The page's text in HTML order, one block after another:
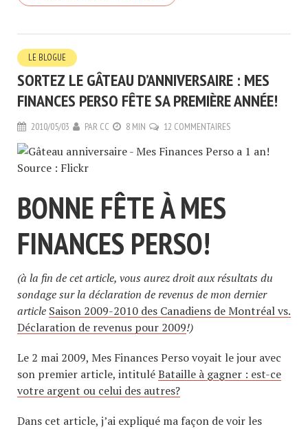
LE BLOGUE
SORTEZ LE GÂTEAU D’ANNIVERSAIRE : MES
FINANCES PERSO FÊTE SA PREMIÈRE ANNÉE!
2010/05/03 PAR CC 8 MIN 12 COMMENTAIRES
BONNE FÊTE À MES
FINANCES PERSO!
(à la fin de cet article, vous aurez droit aux résultats du
sondage sur la déclaration de revenus de mon dernier
article Saison 2009-2010 des Canadiens de Montréal vs.
Déclaration de revenus pour 2009!)
Le 2 mai 2009, Mes Finances Perso voyait le jour avec
son premier article, intituléBataille à gagner : est-ce
votre argent ou celui des autres?
Dans cet article, j’ai expliqué ma façon de voir les